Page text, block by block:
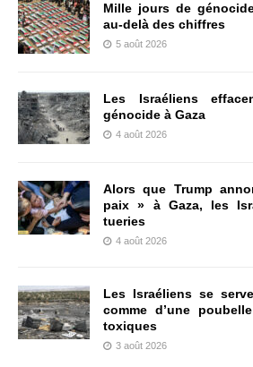
Mille jours de
au-delà des chiffres
5 août 2026
Les Israéliens
génocide à Gaza
4 août 2026
Alors que Trump
paix » à Gaza, les
tueries
4 août 2026
Les Israéliens se
comme d’une
toxiques
3 août 2026